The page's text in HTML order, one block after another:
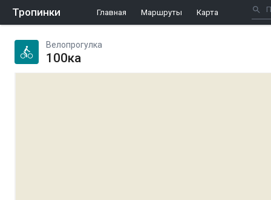
Тропинки Главная Маршруты Карта
Велопрогулка
100ка